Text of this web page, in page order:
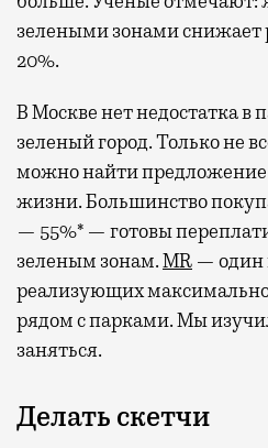
зелеными зонами снижает
20%.
В Москве нет недостатка в
зеленый город. Только не
можно найти
жизни. Большинство
— 55%* — готовы
зеленым зонам.MR — один
реализующих
рядом с парками. Мы
заняться.
Делать скетчи